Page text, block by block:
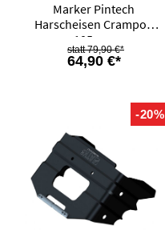
Marker Pintech
Harscheisen Crampon
105mm
64,90 €*
79,90 €*
-20%